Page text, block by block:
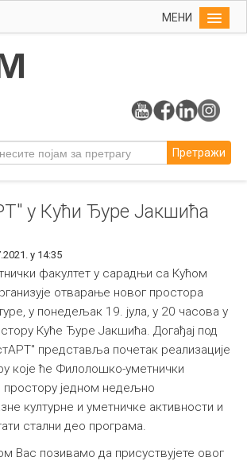
МЕНИ
Претражи
у Кући Ђуре Јакшића
у 14:35
факултет у сарадњи са Кућом
отварање новог простора
у понедељак 19. јула, у 20 часова у
Куће Ђуре Јакшића. Догађај под
представља почетак реализације
које ће Филолошко-уметнички
простору једном недељно
културне и уметничке активности и
стални део програма.
Вас позивамо да присуствујете овог